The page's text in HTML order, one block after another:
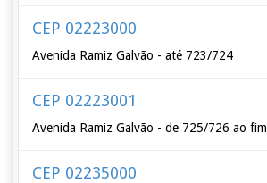
CEP 02223000
Avenida Ramiz Galvão - até 723/724
CEP 02223001
Avenida Ramiz Galvão - de 725/726 ao fim
CEP 02235000